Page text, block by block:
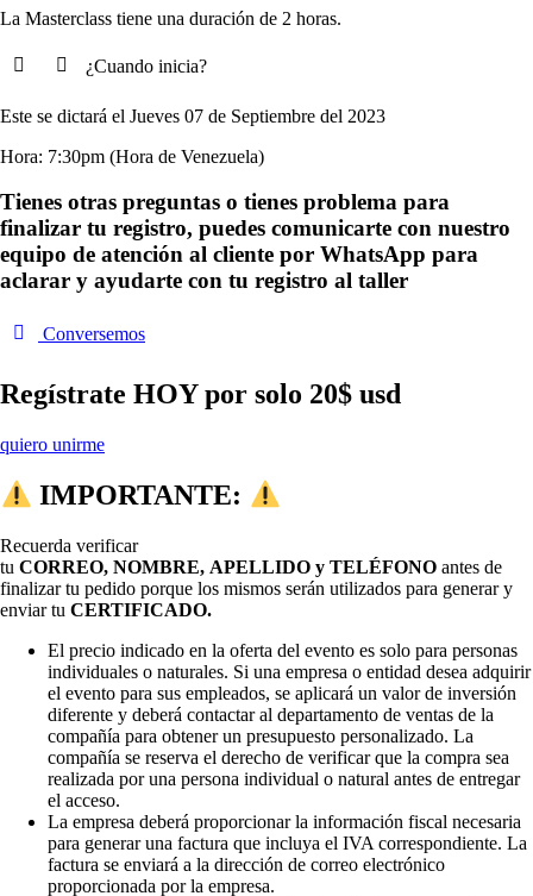
La Masterclass tiene una duración de 2 horas.
¿Cuando inicia?
Este se dictará el Jueves 07 de Septiembre del 2023
Hora: 7:30pm (Hora de Venezuela)
Tienes otras preguntas o tienes problema para
finalizar tu registro, puedes comunicarte con nuestro
equipo de atención al cliente por WhatsApp para
aclarar y ayudarte con tu registro al taller
Conversemos
Regístrate HOY por solo 20$ usd
quiero unirme
IMPORTANTE:
Recuerda verificar
tu CORREO, NOMBRE, APELLIDO y TELÉFONO antes de
finalizar tu pedido porque los mismos serán utilizados para generar y
enviar tu CERTIFICADO.
El precio indicado en la oferta del evento es solo para personas
individuales o naturales. Si una empresa o entidad desea adquirir
el evento para sus empleados, se aplicará un valor de inversión
diferente y deberá contactar al departamento de ventas de la
compañía para obtener un presupuesto personalizado. La
compañía se reserva el derecho de verificar que la compra sea
realizada por una persona individual o natural antes de entregar
el acceso.
La empresa deberá proporcionar la información fiscal necesaria
para generar una factura que incluya el IVA correspondiente. La
factura se enviará a la dirección de correo electrónico
proporcionada por la empresa.